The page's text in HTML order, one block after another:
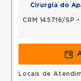
Cirurgia do
CRM 145716/SP •
Locais de